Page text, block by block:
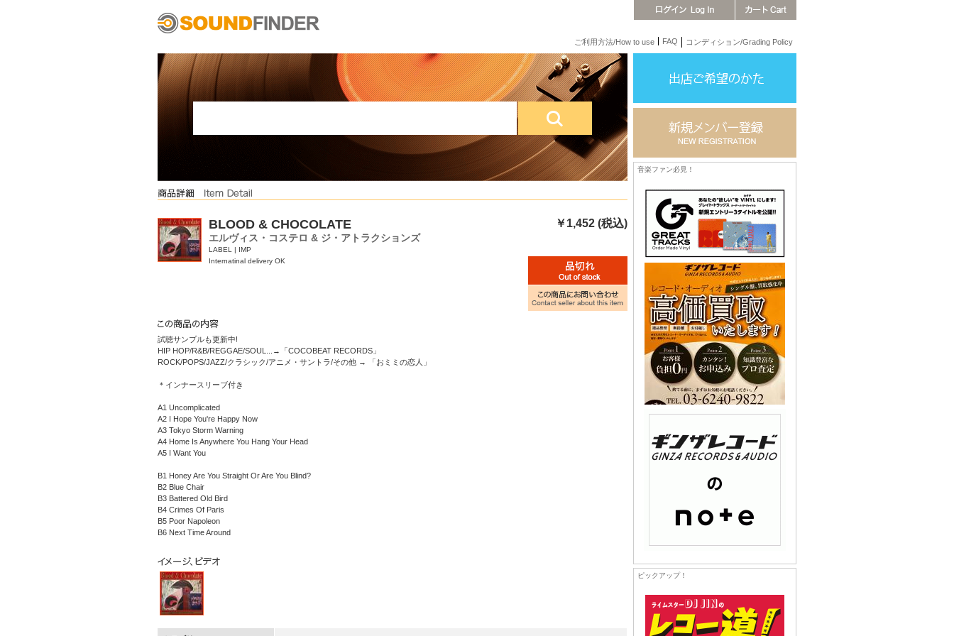
ご利用方法/How to use FAQ コンディション/Grading Policy
BLOOD & CHOCOLATE ￥1,452 (税込)
エルヴィス・コステロ & ジ・アトラクションズ
LABEL | IMP
Internatinal delivery OK
試聴サンプルも更新中!
HIP HOP/R&B/REGGAE/SOUL...→「COCOBEAT RECORDS」
ROCK/POPS/JAZZ/クラシック/アニメ・サントラ/その他 → 「おミミの恋人」
＊インナースリーブ付き
A1 Uncomplicated
A2 I Hope You're Happy Now
A3 Tokyo Storm Warning
A4 Home Is Anywhere You Hang Your Head
A5 I Want You
B1 Honey Are You Straight Or Are You Blind?
B2 Blue Chair
B3 Battered Old Bird
B4 Crimes Of Paris
B5 Poor Napoleon
B6 Next Time Around
音楽ファン必見！
ピックアップ！